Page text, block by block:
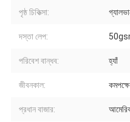
পৃষ্ঠ চিকিত্সা:
দস্তা লেপ:
পরিবেশ বান্ধব: হ্যাঁ
জীবনকাল:
প্রধান বাজার: